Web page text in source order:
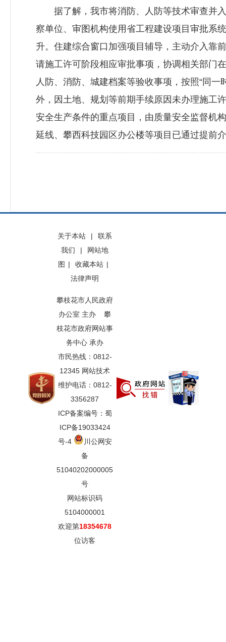
据了解，我市将消防、人防等技术审查并入
察单位、审图机构使用省工程建设项目审批系
升。住建综合窗口加强项目辅导，主动介入靠
请施工许可阶段相应审批事项，协调相关部门
人防、消防、城建档案等验收事项，按照“同
外，因土地、规划等前期手续原因未办理施工
安全生产条件的重点项目，由质量安全监督机
延线、攀西科技园区办公楼等项目已通过提前
关于本站 |
联系
我们
|
网站地
图 | 收藏本站 |
法律声明
攀枝花市人民政府
办公室 主办 攀
枝花市政府网站事
务中心 承办
市民热线：0812-
12345 网站技术
维护电话：0812-
3356287
ICP备案编号：蜀
ICP备19033424
号-4
川公网安
备
51040202000005
号
网站标识码
5104000001
欢迎第18354678
位访客